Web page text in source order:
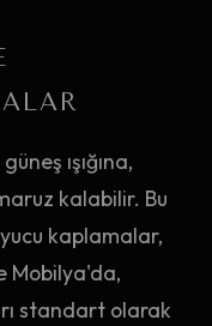
ışığına,
kalabilir. Bu
kaplamalar,
Mobilya'da,
standart olarak